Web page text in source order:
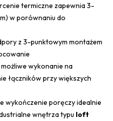
termiczne zapewnia 3-
w porównaniu do
z 3-punktowym montażem
wykonanie na
łączników przy większych
wykończenie poręczy idealnie
wnętrza typu loft